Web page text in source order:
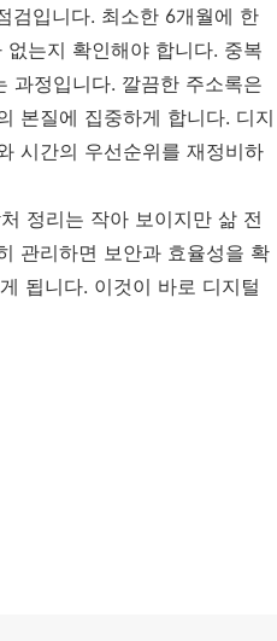
검입니다. 최소한 6개월에 한
는지 확인해야 합니다. 중복
과정입니다. 깔끔한 주소록은
본질에 집중하게 합니다. 디지
시간의 우선순위를 재정비하
정리는 작아 보이지만 삶 전
관리하면 보안과 효율성을 확
됩니다. 이것이 바로 디지털